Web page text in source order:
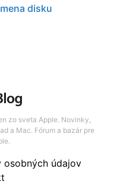
disku
zo sveta Apple. Novinky,
a Mac. Fórum a bazár pre
osobných údajov